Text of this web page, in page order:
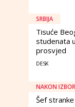
SRBIJA
Tisuće
studenata
prosvjed
DESK
NAKON
Šef